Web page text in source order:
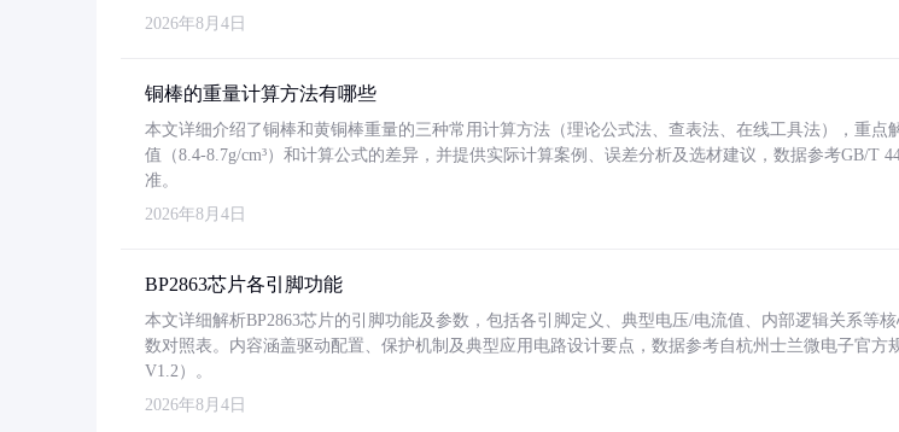
2026年8月4日
铜棒的重量计算方法有哪些
本文详细介绍了铜棒和黄铜棒重量的三种常用计算方法（理论公式法、查表法、在线工具法），重点
值（8.4-8.7g/cm³）和计算公式的差异，并提供实际计算案例、误差分析及选材建议，数据参考GB/T
准。
2026年8月4日
BP2863芯片各引脚功能
本文详细解析BP2863芯片的引脚功能及参数，包括各引脚定义、典型电压/电流值、内部逻辑关系等
数对照表。内容涵盖驱动配置、保护机制及典型应用电路设计要点，数据参考自杭州士兰微电子官方
V1.2）。
2026年8月4日